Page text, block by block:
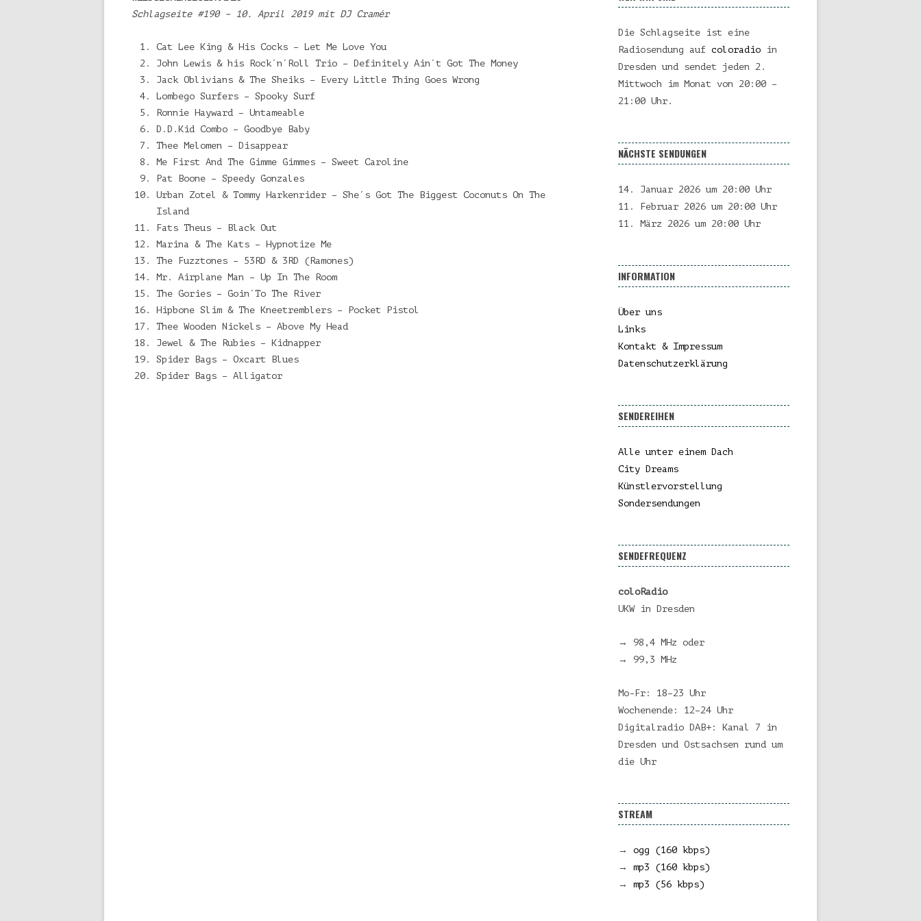
Schlagseite #190 – 10. April 2019 mit DJ Cramér
Cat Lee King & His Cocks – Let Me Love You
John Lewis & his Rock´n´Roll Trio – Definitely Ain´t Got The Money
Jack Oblivians & The Sheiks – Every Little Thing Goes Wrong
Lombego Surfers – Spooky Surf
Ronnie Hayward – Untameable
D.D.Kid Combo – Goodbye Baby
Thee Melomen – Disappear
Me First And The Gimme Gimmes – Sweet Caroline
Pat Boone – Speedy Gonzales
Urban Zotel & Tommy Harkenrider – She´s Got The Biggest Coconuts On The
Island
Fats Theus – Black Out
Marina & The Kats – Hypnotize Me
The Fuzztones – 53RD & 3RD (Ramones)
Mr. Airplane Man – Up In The Room
The Gories – Goin´To The River
Hipbone Slim & The Kneetremblers – Pocket Pistol
Thee Wooden Nickels – Above My Head
Jewel & The Rubies – Kidnapper
Spider Bags – Oxcart Blues
Spider Bags – Alligator
Die Schlagseite ist eine
Radiosendung auf coloradio in
Dresden und sendet jeden 2.
Mittwoch im Monat von 20:00 –
21:00 Uhr.
NÄCHSTE SENDUNGEN
14. Januar 2026 um 20:00 Uhr
11. Februar 2026 um 20:00 Uhr
11. März 2026 um 20:00 Uhr
INFORMATION
Über uns
Links
Kontakt & Impressum
Datenschutzerklärung
SENDEREIHEN
Alle unter einem Dach
City Dreams
Künstlervorstellung
Sondersendungen
SENDEFREQUENZ
coloRadio
UKW in Dresden
→ 98,4 MHz oder
→ 99,3 MHz
Mo-Fr: 18–23 Uhr
Wochenende: 12–24 Uhr
Digitalradio DAB+: Kanal 7 in
Dresden und Ostsachsen rund um
die Uhr
STREAM
→ ogg (160 kbps)
→ mp3 (160 kbps)
→ mp3 (56 kbps)